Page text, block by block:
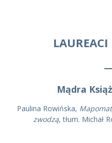
LAUREACI
Mądra
Paulina Rowińska,
zwodzą, tłum. Michał